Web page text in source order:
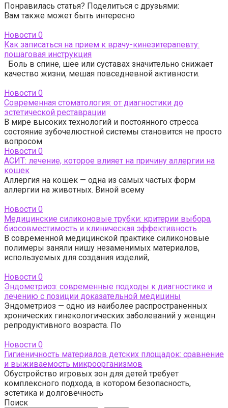
Понравилась статья? Поделиться с друзьями:
Вам также может быть интересно
Новости 0
Как записаться на прием к врачу-кинезитерапевту:
пошаговая инструкция
Боль в спине, шее или суставах значительно снижает
качество жизни, мешая повседневной активности.
Новости 0
Современная стоматология: от диагностики до
эстетической реставрации
В мире высоких технологий и постоянного стресса
состояние зубочелюстной системы становится не просто
вопросом
Новости 0
АСИТ: лечение, которое влияет на причину аллергии на
кошек
Аллергия на кошек — одна из самых частых форм
аллергии на животных. Виной всему
Новости 0
Медицинские силиконовые трубки: критерии выбора,
биосовместимость и клиническая эффективность
В современной медицинской практике силиконовые
полимеры заняли нишу незаменимых материалов,
используемых для создания изделий,
Новости 0
Эндометриоз: современные подходы к диагностике и
лечению с позиции доказательной медицины
Эндометриоз — одно из наиболее распространенных
хронических гинекологических заболеваний у женщин
репродуктивного возраста. По
Новости 0
Гигиеничность материалов детских площадок: сравнение
и выживаемость микроорганизмов
Обустройство игровых зон для детей требует
комплексного подхода, в котором безопасность,
эстетика и долговечность
Поиск